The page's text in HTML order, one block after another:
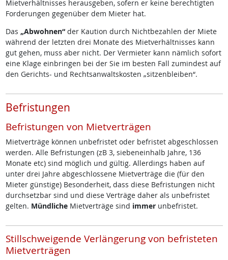
Mietverhältnisses herausgeben, sofern er keine berechtigten
Forderungen gegenüber dem Mieter hat.
Das „Abwohnen“der Kaution durch Nichtbezahlen der Miete
während der letzten drei Monate des Mietverhältnisses kann
gut gehen, muss aber nicht. Der Vermieter kann nämlich sofort
eine Klage einbringen bei der Sie im besten Fall zumindest auf
den Gerichts- und Rechtsanwaltskosten „sitzenbleiben“.
Befristungen
Befristungen von Mietverträgen
Mietverträge können unbefristet oder befristet abgeschlossen
werden. Alle Befristungen (zB 3, siebeneinhalb Jahre, 136
Monate etc) sind möglich und gültig. Allerdings haben auf
unter drei Jahre abgeschlossene Mietverträge die (für den
Mieter günstige) Besonderheit, dass diese Befristungen nicht
durchsetzbar sind und diese Verträge daher als unbefristet
gelten. MündlicheMietverträge sind immerunbefristet.
Stillschweigende Verlängerung von befristeten
Mietverträgen